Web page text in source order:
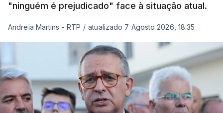
"ninguém é prejudicado" face à situação atual.
Andreia Martins - RTP / atualizado 7 Agosto 2026, 18:35